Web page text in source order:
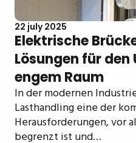
22 july 2025
Elektrische
Lösungen für
engem Raum
In der modernen
Lasthandling eine der
Herausforderungen, vor
begrenzt ist und…